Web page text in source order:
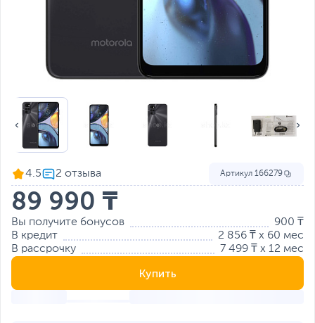
4.5 Артикул 166279
89 990 ₸
Вы получите бонусов
900 ₸
В кредит
2 856 ₸ x 60 мес
В рассрочку
7 499 ₸ x 12 мес
Купить